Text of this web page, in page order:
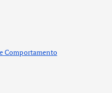
Comportamento